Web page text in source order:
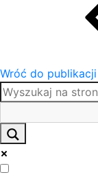
Wróć do publikacji